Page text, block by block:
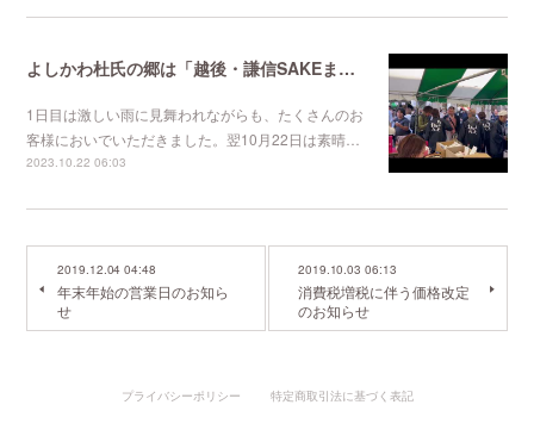
よしかわ杜氏の郷は「越後・謙信SAKEまつり2023」に参加しました。
1日目は激しい雨に見舞われながらも、たくさんのお
客様においでいただきました。翌10月22日は素晴…
2023.10.22 06:03
2019.12.04 04:48
年末年始の営業日のお知ら
せ
2019.10.03 06:13
消費税増税に伴う価格改定
のお知らせ
プライバシーポリシー 特定商取引法に基づく表記